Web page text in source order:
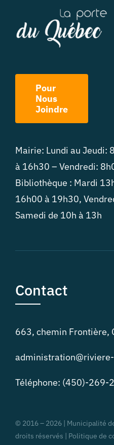
Pour
Nous
Joindre
Mairie: Lundi au Jeudi:
à 16h30 – Vendredi:
Bibliothèque : Mardi
16h00 à 19h30,
Samedi de 10h à 13h
Contact
663, chemin Frontière,
Téléphone: (450)-269-
© 2016 – 2026 | Municipalité
droits réservés | Politique de